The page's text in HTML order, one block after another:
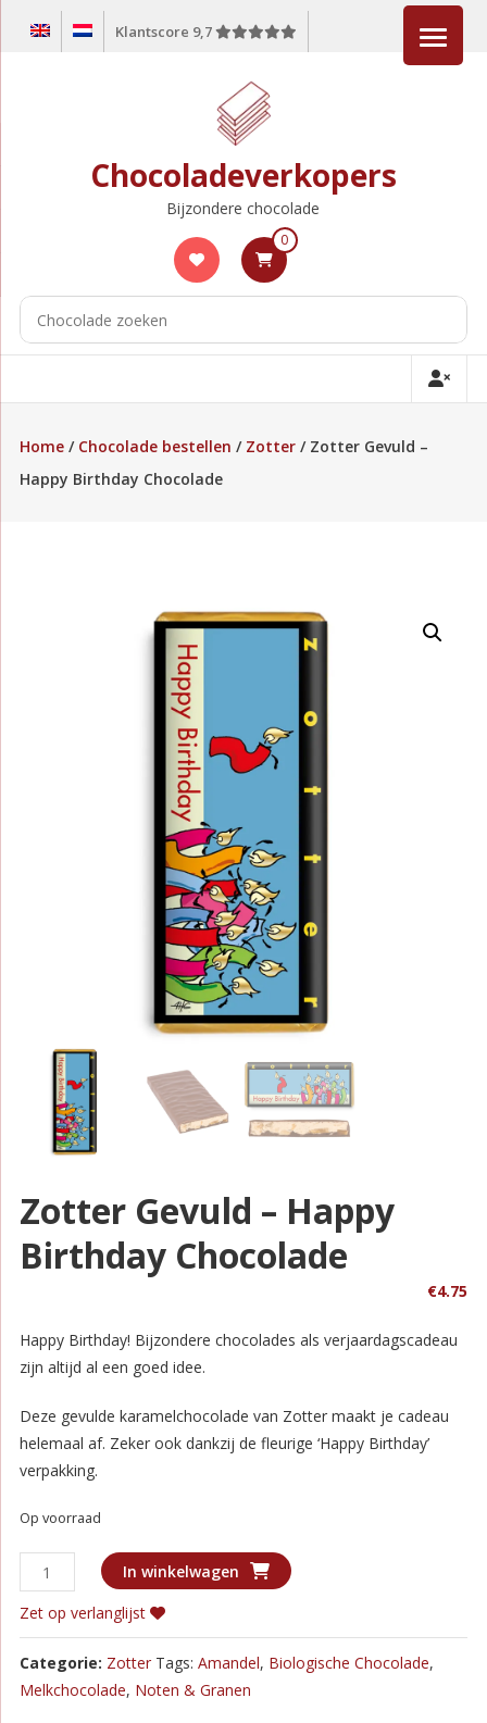
Klantscore 9,7
Chocoladeverkopers
Bijzondere chocolade
0
Home/ Chocolade bestellen / Zotter/ Zotter Gevuld –
Happy Birthday Chocolade
Zotter Gevuld – Happy
Birthday Chocolade
€4.75
Happy Birthday! Bijzondere chocolades als verjaardagscadeau
zijn altijd al een goed idee.
Deze gevulde karamelchocolade van Zotter maakt je cadeau
helemaal af. Zeker ook dankzij de fleurige ‘Happy Birthday’
verpakking.
Op voorraad
Zotter
Gevuld
-
Birthday
Chocolade
In winkelwagen
Zet op verlanglijst
Categorie: Zotter Tags: Amandel, Biologische Chocolade,
Melkchocolade, Noten & Granen